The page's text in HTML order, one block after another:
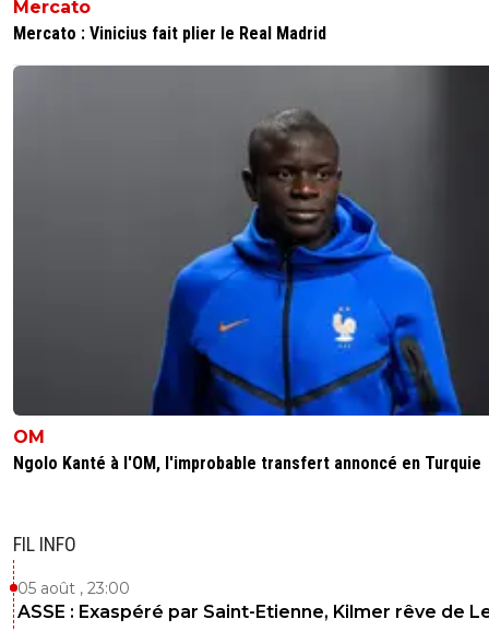
Mercato
Mercato : Vinicius fait plier le Real Madrid
OM
Ngolo Kanté à l'OM, l'improbable transfert annoncé en Turquie
FIL INFO
05 août , 23:00
ASSE : Exaspéré par Saint-Etienne, Kilmer rêve de